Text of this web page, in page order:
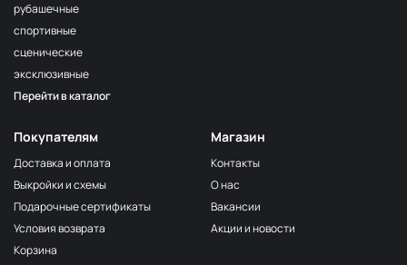
F163/2
2Сирень
Фисташковый
орех
Горчица
2400000679196
Бежевый
клас.
2400000312321
119 Сер.Голубой
МП-50-119
рубашечные
спортивные
сценические
эксклюзивные
Перейти в каталог
Покупателям
Доставка и оплата
Выкройки и схемы
Подарочные сертификаты
Условия возврата
Корзина
Магазин
Контакты
О нас
Вакансии
Акции и новости